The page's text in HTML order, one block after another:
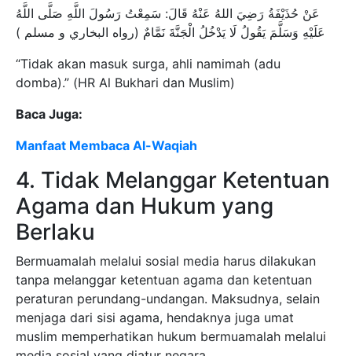
عَنْ حُذَيْفَةُ رَضِيَ اللهُ عَنْهُ قَالَ: سَمِعْتُ رَسُولَ اللَّهِ صَلَّى اللَّهُ
عَلَيْهِ وَسَلَّمَ يَقُولُ لَا يَدْخُلُ الْجَنَّةَ نَمَّامٌ (رواه البخاري و مسلم )
“Tidak akan masuk surga, ahli namimah (adu
domba).” (HR Al Bukhari dan Muslim)
Baca Juga:
Manfaat Membaca Al-Waqiah
4. Tidak Melanggar Ketentuan
Agama dan Hukum yang
Berlaku
Bermuamalah melalui sosial media harus dilakukan
tanpa melanggar ketentuan agama dan ketentuan
peraturan perundang-undangan. Maksudnya, selain
menjaga dari sisi agama, hendaknya juga umat
muslim memperhatikan hukum bermuamalah melalui